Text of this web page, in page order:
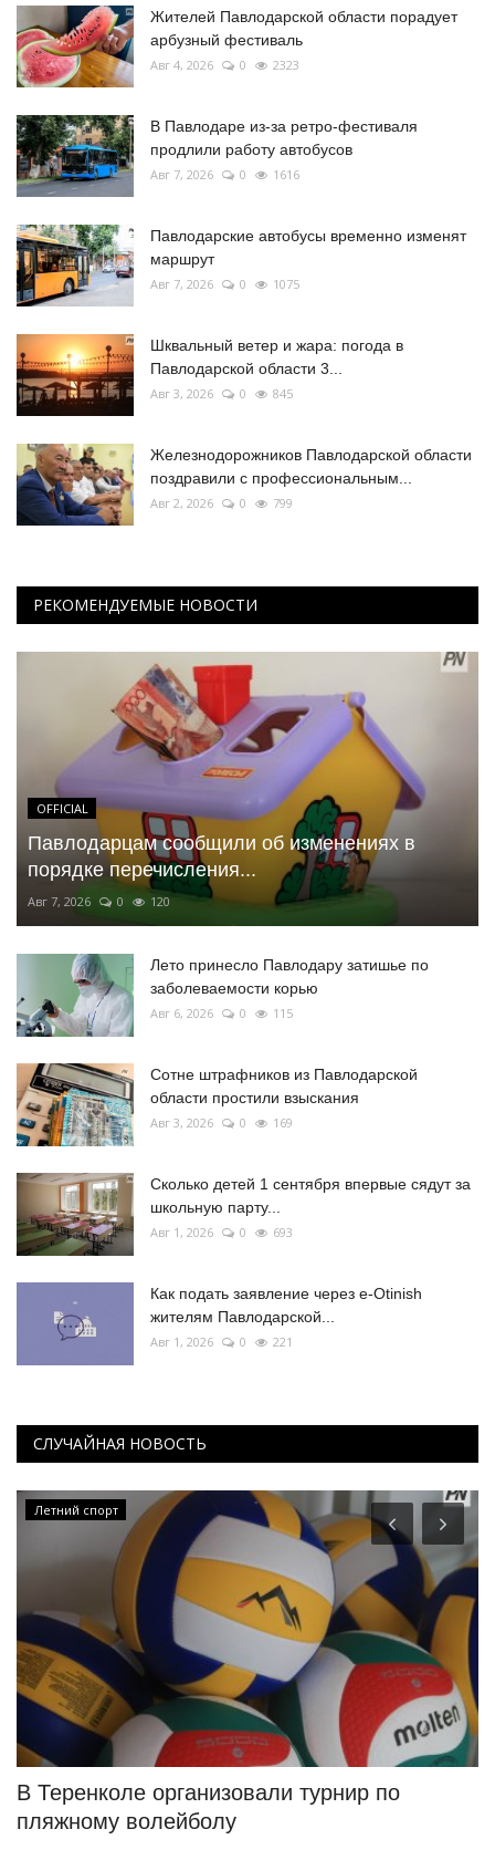
Жителей Павлодарской области порадует
арбузный фестиваль
Авг 4, 2026 0 2323
В Павлодаре из-за ретро-фестиваля
продлили работу автобусов
Авг 7, 2026 0 1616
Павлодарские автобусы временно изменят
маршрут
Авг 7, 2026 0 1075
Шквальный ветер и жара: погода в
Павлодарской области 3...
Авг 3, 2026 0 845
Железнодорожников Павлодарской области
поздравили с профессиональным...
Авг 2, 2026 0 799
РЕКОМЕНДУЕМЫЕ НОВОСТИ
OFFICIAL
Павлодарцам сообщили об изменениях в
порядке перечисления...
Авг 7, 2026 0 120
Лето принесло Павлодару затишье по
заболеваемости корью
Авг 6, 2026 0 115
Сотне штрафников из Павлодарской
области простили взыскания
Авг 3, 2026 0 169
Сколько детей 1 сентября впервые сядут за
школьную парту...
Авг 1, 2026 0 693
Как подать заявление через e-Otinish
жителям Павлодарской...
Авг 1, 2026 0 221
СЛУЧАЙНАЯ НОВОСТЬ
Летний спорт
В Теренколе организовали турнир по
пляжному волейболу